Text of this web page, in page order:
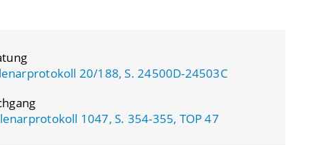
20/188, S. 24500D-24503C
1047, S. 354-355, TOP 47